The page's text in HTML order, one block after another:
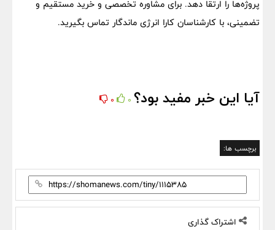
پروژه‌ها را ارتقا دهد. برای مشاوره تخصصی و خرید مستقیم و
تضمینی، با کارشناسان کارا انرژی ماندگار تماس بگیرید.
آیا این خبر مفید بود؟ 0
0
برچسب ها:
اشتراک گذاری